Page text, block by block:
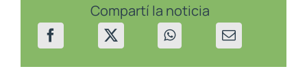
sur
Compartí la noticia